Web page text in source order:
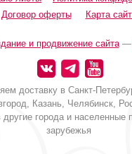
Договор оферты
Карта
и продвижение сайта—
доставку в Санкт-
Казань, Челябинск,
другие города и населенные
зарубежья